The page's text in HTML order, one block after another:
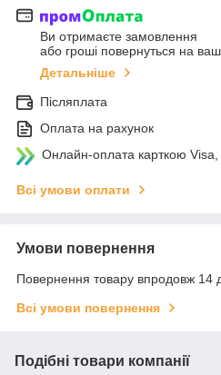
Ви отримаєте замовлення
або гроші повернуться на
Детальніше
Післяплата
Оплата на рахунок
Онлайн-оплата карткою
Всі умови оплати
Умови повернення
Повернення товару впродовж 14
Всі умови повернення
Подібні товари компанії